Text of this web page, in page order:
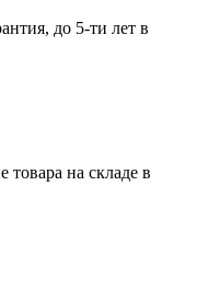
до 5-ти лет в
товара на складе в